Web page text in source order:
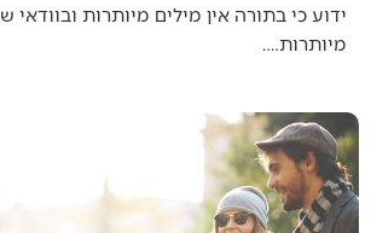
ידוע כי בתורה אין מילים מיותרות ובוודאי
מיותרות.…